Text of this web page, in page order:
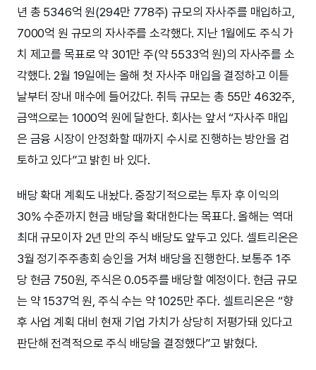
년 총 5346억 원(294만 778주) 규모의 자사주를 매입하고,
7000억 원 규모의 자사주를 소각했다. 지난 1월에도 주식 가
치 제고를 목표로 약 301만 주(약 5533억 원)의 자사주를 소
각했다. 2월 19일에는 올해 첫 자사주 매입을 결정하고 이튿
날부터 장내 매수에 들어갔다. 취득 규모는 총 55만 4632주,
금액으로는 1000억 원에 달한다. 회사는 앞서 “자사주 매입
은 금융 시장이 안정화할 때까지 수시로 진행하는 방안을 검
토하고 있다”고 밝힌 바 있다.
배당 확대 계획도 내놨다. 중장기적으로는 투자 후 이익의
30% 수준까지 현금 배당을 확대한다는 목표다. 올해는 역대
최대 규모이자 2년 만의 주식 배당도 앞두고 있다. 셀트리온은
3월 정기주주총회 승인을 거쳐 배당을 진행한다. 보통주 1주
당 현금 750원, 주식은 0.05주를 배당할 예정이다. 현금 규모
는 약 1537억 원, 주식 수는 약 1025만 주다. 셀트리온은 “향
후 사업 계획 대비 현재 기업 가치가 상당히 저평가돼 있다고
판단해 전격적으로 주식 배당을 결정했다”고 밝혔다.